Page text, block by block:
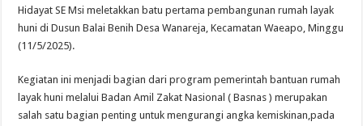
Hidayat SE Msi meletakkan batu pertama pembangunan rumah layak
huni di Dusun Balai Benih Desa Wanareja, Kecamatan Waeapo, Minggu
(11/5/2025).
Kegiatan ini menjadi bagian dari program pemerintah bantuan rumah
layak huni melalui Badan Amil Zakat Nasional ( Basnas ) merupakan
salah satu bagian penting untuk mengurangi angka kemiskinan,pada